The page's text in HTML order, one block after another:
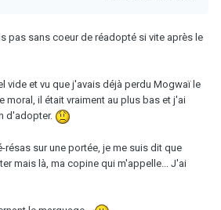
pas sans coeur de réadopté si vite après le
vide et vu que j'avais déjà perdu Mogwaï le
moral, il était vraiment au plus bas et j'ai
d'adopter.
résas sur une portée, je me suis dit que
mais là, ma copine qui m'appelle... J'ai